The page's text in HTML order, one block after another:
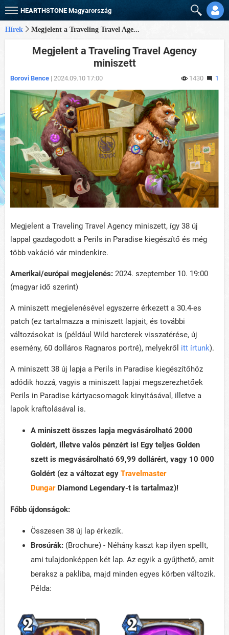
HEARTHSTONE Magyarország
Hírek Megjelent a Traveling Travel Age...
Megjelent a Traveling Travel Agency
miniszett
Borovi Bence | 2024.09.10 17:00 1430 1
Megjelent a Traveling Travel Agency miniszett, így 38 új
lappal gazdagodott a Perils in Paradise kiegészítő és még
több vakáció vár mindenkire.
Amerikai/európai megjelenés: 2024. szeptember 10. 19:00
(magyar idő szerint)
A miniszett megjelenésével egyszerre érkezett a 30.4-es
patch (ez tartalmazza a miniszett lapjait, és további
változásokat is (például Wild harcterek visszatérése, új
esemény, 60 dolláros Ragnaros portré), melyekről itt írtunk).
A miniszett 38 új lapja a Perils in Paradise kiegészítőhöz
adódik hozzá, vagyis a miniszett lapjai megszerezhetőek
Perils in Paradise kártyacsomagok kinyitásával, illetve a
lapok kraftolásával is.
A miniszett összes lapja megvásárolható 2000
Goldért, illetve valós pénzért is! Egy teljes Golden
szett is megvásárolható 69,99 dollárért, vagy 10 000
Goldért (ez a változat egy Travelmaster
DungarDiamond Legendary-t is tartalmaz)!
Főbb újdonságok:
Összesen 38 új lap érkezik.
Brosúrák: (Brochure) - Néhány kaszt kap ilyen spellt,
ami tulajdonképpen két lap. Az egyik a gyűjthető, amit
beraksz a pakliba, majd minden egyes körben változik.
Példa: